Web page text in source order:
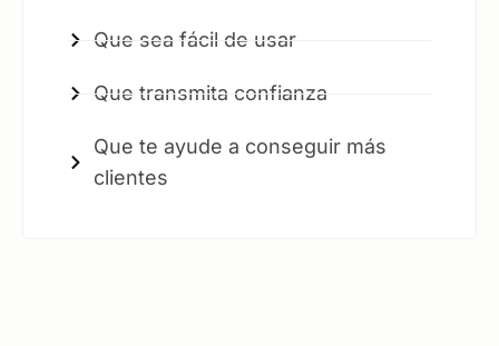
Que sea fácil de usar
Que transmita confianza
Que te ayude a conseguir más
clientes